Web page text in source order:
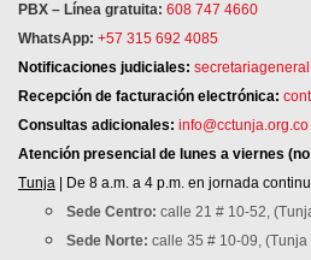
PBX – Línea gratuita: 608 747 4660
WhatsApp: +57 315 692 4085
Notificaciones judiciales:
Recepción de facturación electrónica:
Consultas adicionales: info@cctunja.org.co
Atención presencial de lunes a viernes
Tunja | De 8 a.m. a 4 p.m. en jornada
Sede Centro: calle 21 # 10-52,
Sede Norte: calle 35 # 10-09, (Tunja